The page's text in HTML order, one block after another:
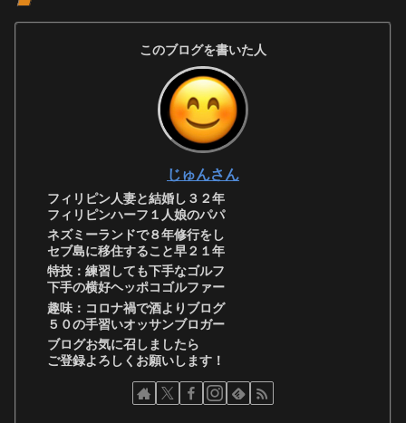
このブログを書いた人
じゅんさん
フィリピン人妻と結婚し３２年
フィリピンハーフ１人娘のパパ
ネズミーランドで８年修行をし
セブ島に移住すること早２１年
特技：練習しても下手なゴルフ
下手の横好ヘッポコゴルファー
趣味：コロナ禍で酒よりブログ
５０の手習いオッサンブロガー
ブログお気に召しましたら
ご登録よろしくお願いします！